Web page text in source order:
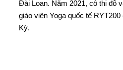
Đài Loan. Năm 2021, cô thi đỗ
giáo viên Yoga quốc tế
Kỳ.